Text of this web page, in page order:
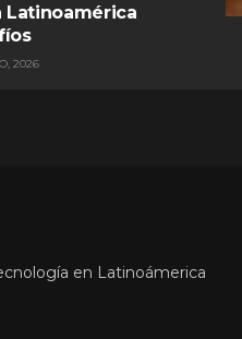
2026
en Latinoámerica